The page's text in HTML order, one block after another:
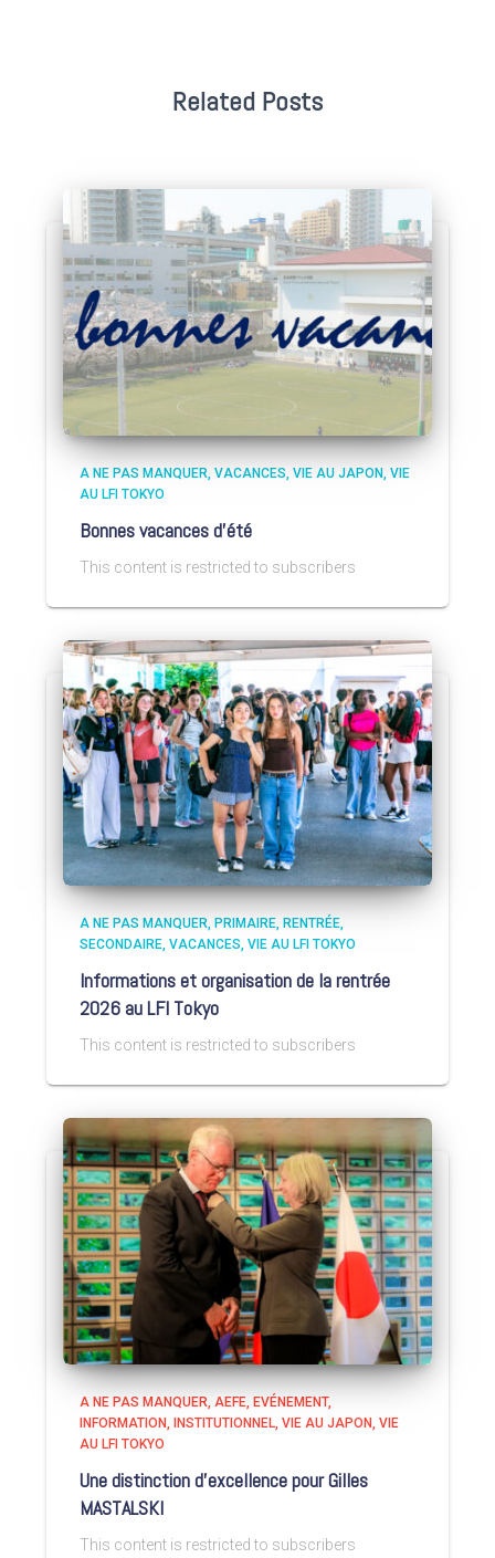
Related Posts
A NE PAS MANQUER VACANCES VIE AU JAPON VIE
AU LFI TOKYO
Bonnes vacances d’été
This content is restricted to subscribers
A NE PAS MANQUER PRIMAIRE RENTRÉE
SECONDAIRE VACANCES VIE AU LFI TOKYO
Informations et organisation de la rentrée
2026 au LFI Tokyo
This content is restricted to subscribers
A NE PAS MANQUER AEFE EVÉNEMENT
INFORMATION
INSTITUTIONNEL VIE AU JAPON VIE
AU LFI TOKYO
Une distinction d’excellence pour Gilles
MASTALSKI
This content is restricted to subscribers